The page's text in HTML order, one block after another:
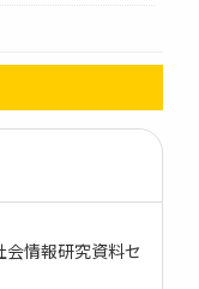
情報研究資料セ